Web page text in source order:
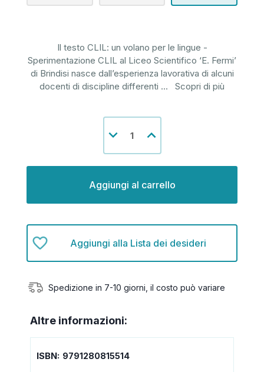
Il testo CLIL: un volano per le lingue -
Sperimentazione CLIL al Liceo Scientifico ‘E. Fermi’
di Brindisi nasce dall’esperienza lavorativa di alcuni
docenti di discipline differenti ... Scopri di più
Diminuisci
la
di
Aumenta
la
di
Aggiungi alla Lista dei desideri
Spedizione in 7-10 giorni, il costo può variare
Altre informazioni:
ISBN: 9791280815514